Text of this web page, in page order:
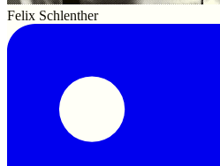
Felix Schlenther